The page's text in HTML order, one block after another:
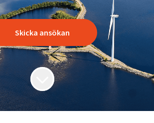
Skicka ansökan